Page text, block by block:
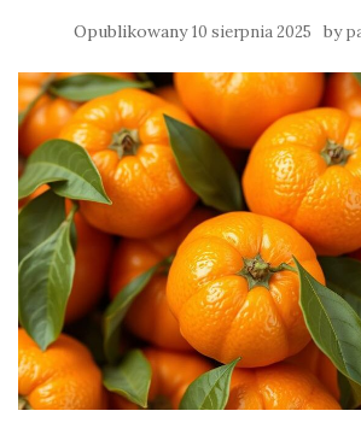
Opublikowany10 sierpnia 2025 by